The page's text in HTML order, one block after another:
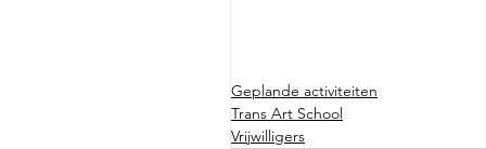
Geplande activiteiten
Trans Art School
Vrijwilligers